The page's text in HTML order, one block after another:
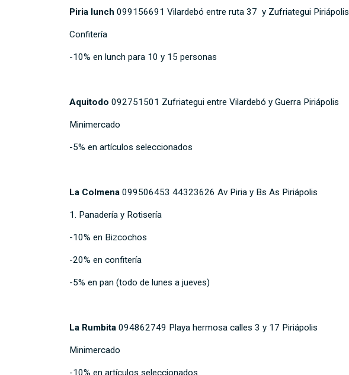
Piria lunch 099156691 Vilardebó entre ruta 37 y Zufriategui Piriápolis
Confitería
-10% en lunch para 10 y 15 personas
Aquitodo 092751501 Zufriategui entre Vilardebó y Guerra Piriápolis
Minimercado
-5% en artículos seleccionados
La Colmena 099506453 44323626 Av Piria y Bs As Piriápolis
Panadería y Rotisería
-10% en Bizcochos
-20% en confitería
-5% en pan (todo de lunes a jueves)
La Rumbita 094862749 Playa hermosa calles 3 y 17 Piriápolis
Minimercado